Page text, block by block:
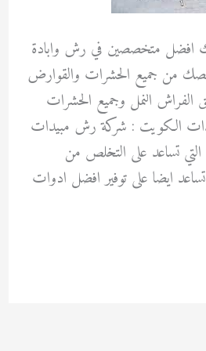
افضل متخصصين في رش وابادة
من جميع الحشرات والقوارض
النمل وجميع الحشرات
الكويت : شركة رش مبيدات
تساعد على التخلص من
ايضا على توفير افضل ادوات